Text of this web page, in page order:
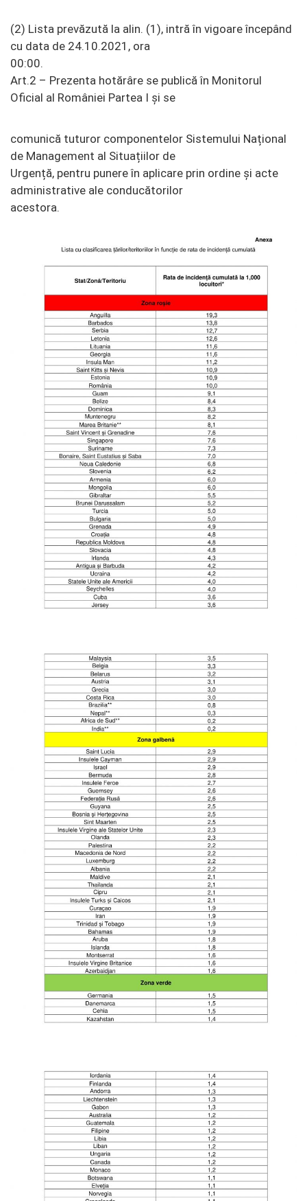
(2) Lista prevăzută la alin. (1), intră în vigoare începând
cu data de 24.10.2021, ora
00:00.
Art.2 – Prezenta hotărâre se publică în Monitorul
Oficial al României Partea I și se
comunică tuturor componentelor Sistemului Național
de Management al Situațiilor de
Urgență, pentru punere în aplicare prin ordine și acte
administrative ale conducătorilor
acestora.